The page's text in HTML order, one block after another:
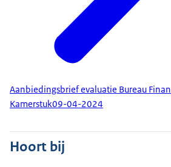
Aanbiedingsbrief evaluatie Bureau
Kamerstuk09-04-2024
Hoort bij